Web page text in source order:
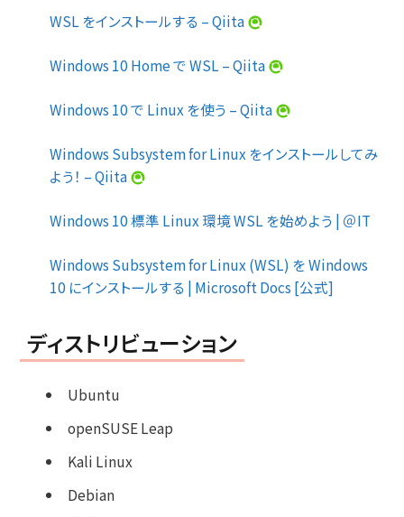
WSL をインストールする – Qiita
Windows 10 Home で WSL – Qiita
Windows 10 で Linux を使う – Qiita
Windows Subsystem for Linux をインストールしてみ
よう！ – Qiita
Windows 10 標準 Linux 環境 WSL を始めよう | ＠IT
Windows Subsystem for Linux (WSL) を Windows
10 にインストールする | Microsoft Docs [公式]
ディストリビューション
Ubuntu
openSUSE Leap
Kali Linux
Debian